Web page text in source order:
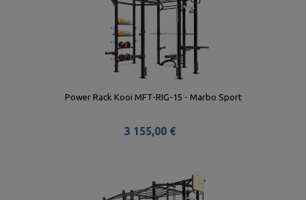
Power Rack Kooi MFT-RIG-15 - Marbo Sport
3 155,00 €